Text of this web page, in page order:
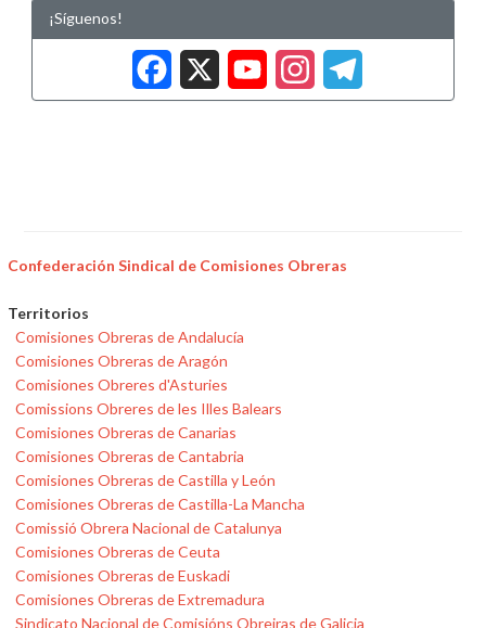
¡Síguenos!
Facebook
X
Confederación Sindical de Comisiones Obreras
Territorios
Comisiones Obreras de Andalucía
Comisiones Obreras de Aragón
Comisiones Obreres d'Asturies
Comissions Obreres de les Illes Balears
Comisiones Obreras de Canarias
Comisiones Obreras de Cantabria
Comisiones Obreras de Castilla y León
Comisiones Obreras de Castilla-La Mancha
Comissió Obrera Nacional de Catalunya
Comisiones Obreras de Ceuta
Comisiones Obreras de Euskadi
Comisiones Obreras de Extremadura
Sindicato Nacional de Comisións Obreiras de Galicia